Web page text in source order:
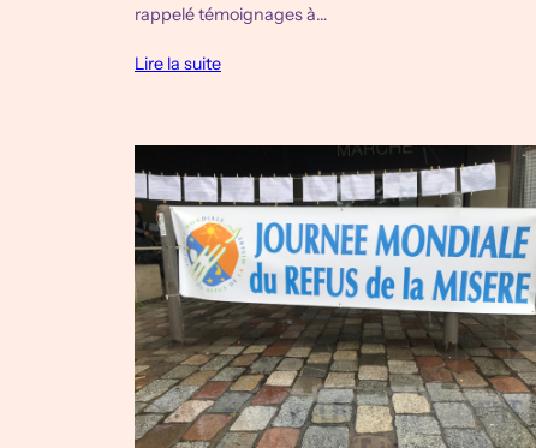
rappelé témoignages à…
Lire la suite